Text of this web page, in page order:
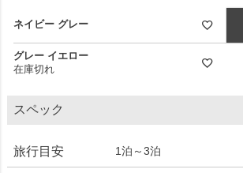
ネイビー グレー
グレー イエロー
在庫切れ
スペック
旅行目安 1泊～3泊